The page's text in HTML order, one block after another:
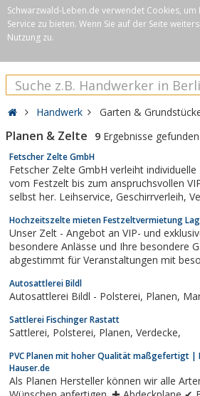
Schwarzwald-Leben.de verwendet Cookies,
Service zu bieten. Wenn Sie auf der Seite
Nutzung zu.
Handwerk Garten &
Planen & Zelte 9 Ergebnisse gefunden
Fetscher Zelte GmbH
Fetscher Zelte GmbH verleiht
vom Festzelt bis zum anspruchsvollen
selbst her. Leihservice, Geschirrverleih, Veranstaltungsservice,
wachsenden Unternehmens.
Hochzeitszelte mieten Festzeltvermietung
Unser Zelt - Angebot an VIP- und
besondere Anlässe und Ihre besondere Gäste, ist
abgestimmt für Veranstaltungen mit besonderer Qualität und
setzt besondere Akzente. Eine sehr
hochwertigen, exklusiven...
Autosattlerei Bildl
Autosattlerei
Sattlerei Fischinger Rastatt
Sattlerei, Polsterei, Planen, Verdecke,
PVC Planen mit hoher Qualität maßgefertigt |
Hauser.de
Als Planen Hersteller können wir alle